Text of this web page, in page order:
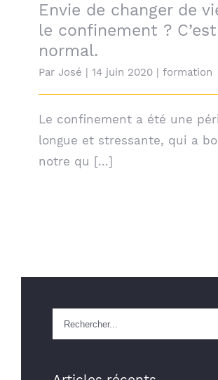
Envie de changer de
le confinement ? C’est
normal.
Par José | 14 juin 2020 | formation
Le confinement a été une
longue et stressante, qui a
notre qu [...]
Rechercher